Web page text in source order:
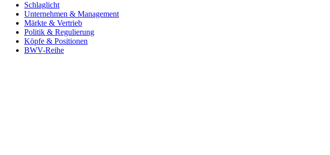
Schlaglicht
Unternehmen & Management
Märkte & Vertrieb
Politik & Regulierung
Köpfe & Positionen
BWV-Reihe